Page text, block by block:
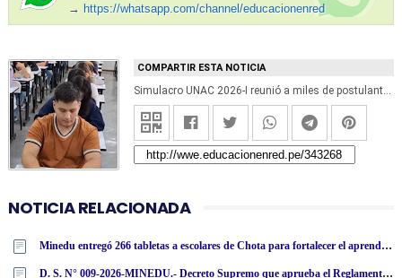
→ https://whatsapp.com/channel/educacionenred
COMPARTIR ESTA NOTICIA
Simulacro UNAC 2026-I reunió a miles de postulantes previo al examen de admisión del 19 de julio. Resultados En Vivo
NOTICIA RELACIONADA
Minedu entregó 266 tabletas a escolares de Chota para fortalecer el aprendizaje y reducir la brecha digital
D. S. N° 009-2026-MINEDU.- Decreto Supremo que aprueba el Reglamento de la Ley N° 32494, Ley que establece mecanismos excepcionales para garantizar la continuidad formativa de estudiantes de universidades asociativas sin fines de lucro, creadas por ley, con licencia institucional denegada